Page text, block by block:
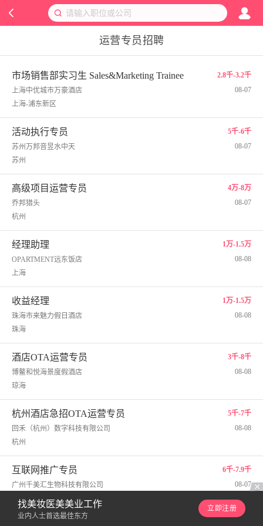
运营专员招聘
市场销售部实习生 Sales&Marketing Trainee
2.8千-3.2千
上海中优城市万豪酒店
08-07
上海-浦东新区
活动执行专员
5千-6千
苏州万邦音昱水中天
08-07
苏州
高级项目运营专员
4万-8万
乔邦猎头
08-07
杭州
经理助理
1万-1.5万
OPARTMENT远东饭店
08-08
上海
收益经理
1万-1.5万
珠海市来魅力假日酒店
08-08
珠海
酒店OTA运营专员
3千-8千
博鳌和悦海景度假酒店
08-08
琼海
杭州酒店急招OTA运营专员
5千-7千
回禾（杭州）数字科技有限公司
08-08
杭州
互联网推广专员
6千-7.9千
广州千美汇生物科技有限公司
08-07
广州
找美妆医美美业工作
业内人士首选最佳东方
立即注册